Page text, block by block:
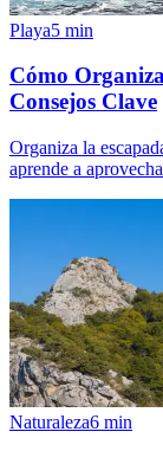
Playa5 min
Cómo
Consejos Clave
Organiza la
aprende a
Naturaleza6 min